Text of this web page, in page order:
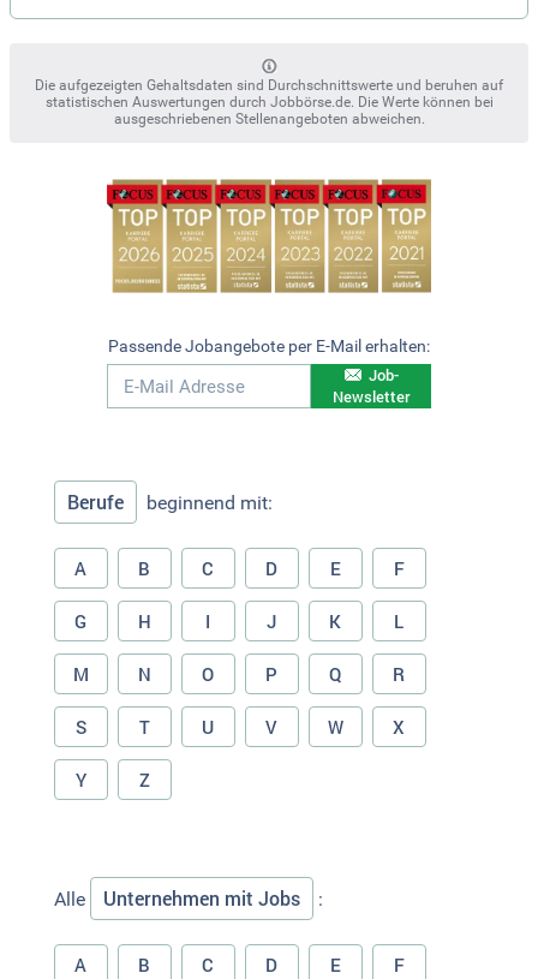
Die aufgezeigten Gehaltsdaten sind Durchschnittswerte und beruhen auf
statistischen Auswertungen durch Jobbörse.de. Die Werte können bei
ausgeschriebenen Stellenangeboten abweichen.
Passende Jobangebote per E-Mail erhalten:
Job-
Newsletter
Berufe beginnend mit:
A B C D E F
G H I J K L
M N O P Q R
S T U V W X
Y Z
Alle Unternehmen mit Jobs :
A B C D E F